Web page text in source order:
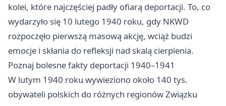
kolei, które najczęściej padły ofiarą deportacji. To, co
wydarzyło się 10 lutego 1940 roku, gdy NKWD
rozpoczęło pierwszą masową akcję, wciąż budzi
emocje i skłania do refleksji nad skalą cierpienia.
Poznaj bolesne fakty deportacji 1940–1941
W lutym 1940 roku wywieziono około 140 tys.
obywateli polskich do różnych regionów Związku